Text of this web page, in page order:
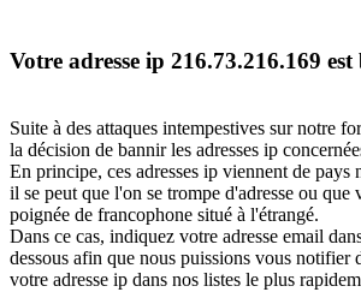
Votre adresse ip 216.73.216.169
Suite à des attaques intempestives sur notre
la décision de bannir les adresses ip
En principe, ces adresses ip viennent de pays
il se peut que l'on se trompe d'adresse ou que
poignée de francophone situé à l'étrangé.
Dans ce cas, indiquez votre adresse email
dessous afin que nous puissions vous notifier
votre adresse ip dans nos listes le plus